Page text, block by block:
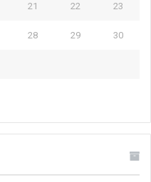
21 22 23
28 29 30